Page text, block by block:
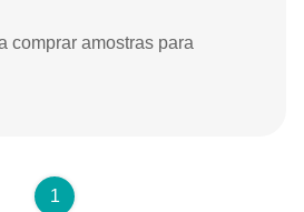
comprar amostras para
1